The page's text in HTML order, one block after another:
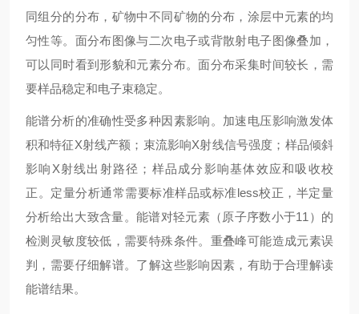
同组分的分布，矿物中不同矿物的分布，涂层中元素的均
匀性等。面分布图像与二次电子或背散射电子图像叠加，
可以同时看到形貌和元素分布。面分布采集时间较长，需
要样品稳定和电子束稳定。
能谱分析的准确性受多种因素影响。加速电压影响激发体
积和特征X射线产额；束流影响X射线信号强度；样品倾斜
影响X射线出射路径；样品成分影响基体效应和吸收校
正。定量分析通常需要标准样品或标准less校正，半定量
分析给出大致含量。能谱对轻元素（原子序数小于11）的
检测灵敏度较低，需要特殊条件。重叠峰可能造成元素误
判，需要仔细解谱。了解这些影响因素，有助于合理解读
能谱结果。